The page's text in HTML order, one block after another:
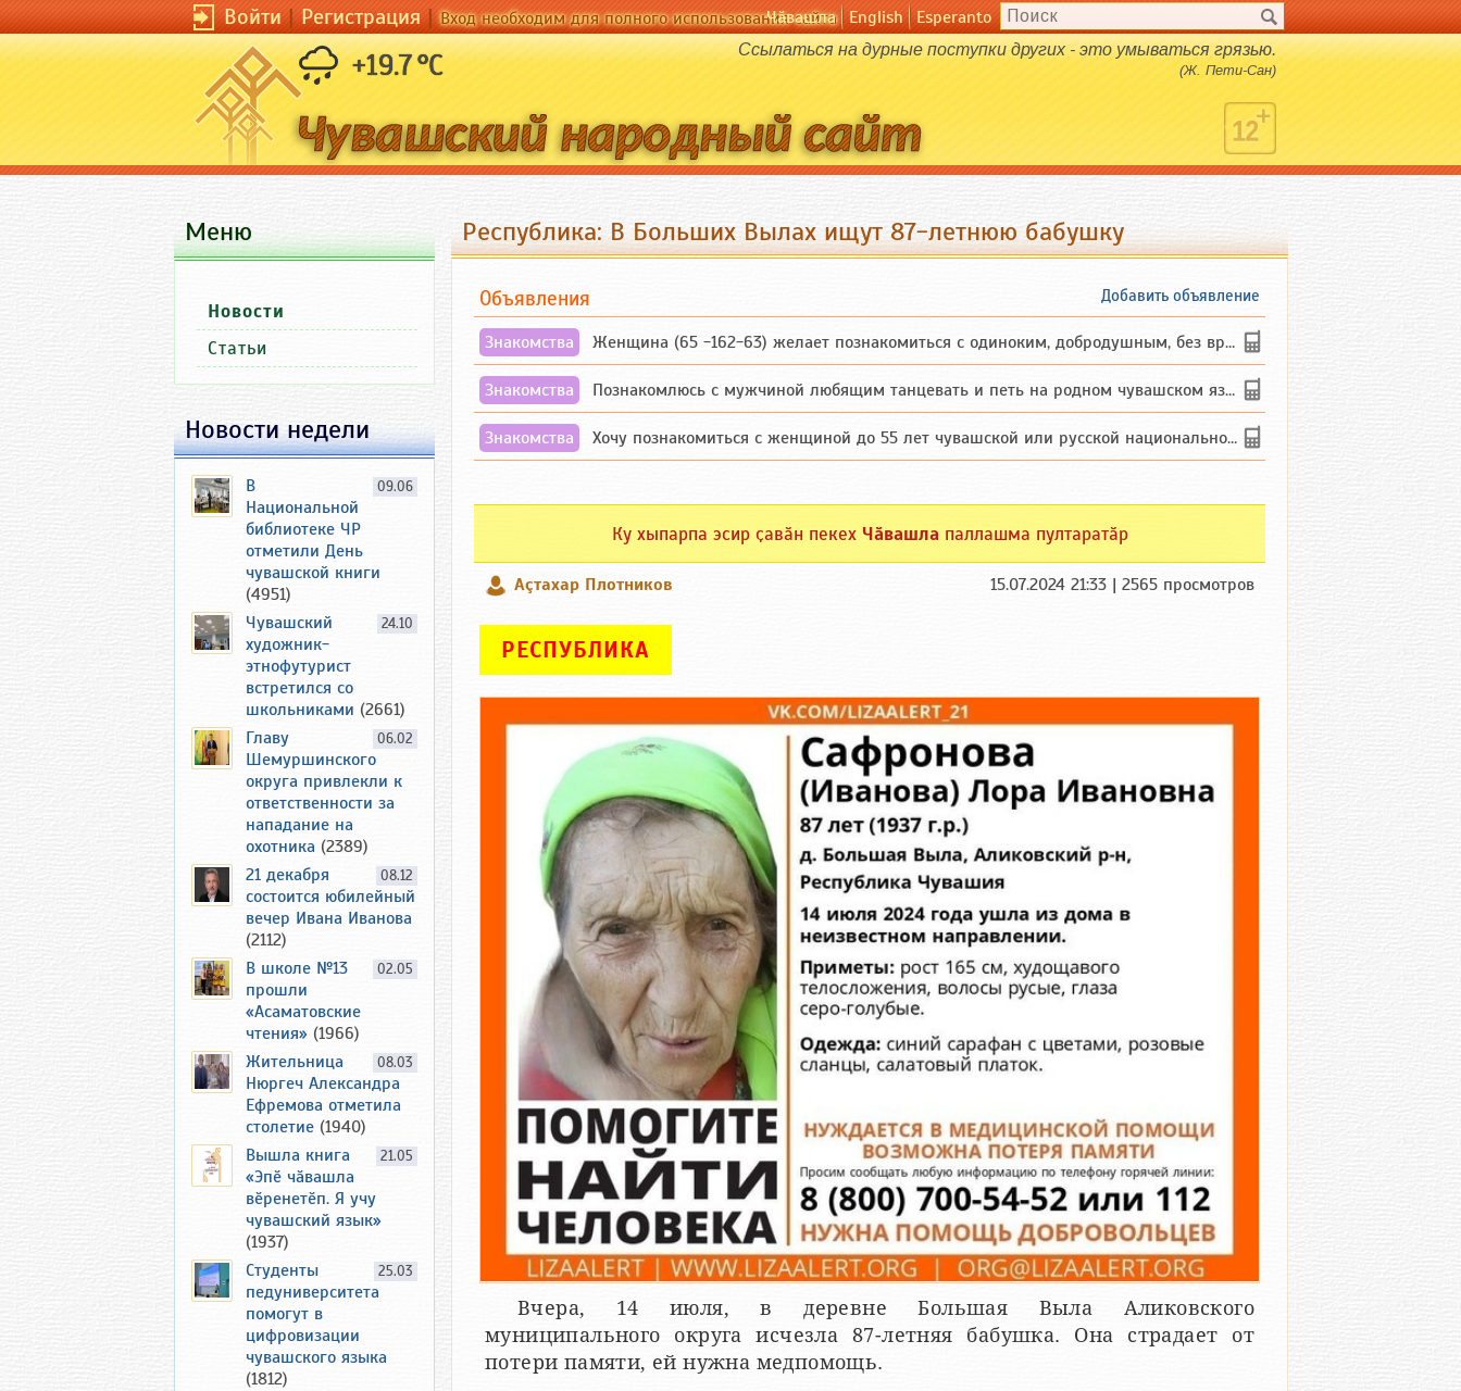
Войти|Регистрация|Вход необходим для полного использования сайта
Чӑвашла English Esperanto
+19.7 °C Ссылаться на дурные поступки других - это умываться грязью.
(Ж. Пети-Сан)
Республика: В Больших Вылах ищут 87-летнюю бабушку
Добавить объявление
Объявления
Знакомства Женщина (65 -162-63) желает познакомиться с одиноким, добродушным, без вредных ...
Знакомства Познакомлюсь с мужчиной любящим танцевать и петь на родном чувашском языке
Знакомства Хочу познакомиться с женщиной до 55 лет чувашской или русской национальности дл...
Ку хыпарпа эсир ҫавӑн пекех Чӑвашла паллашма пултаратӑр
Аçтахар Плотников 15.07.2024 21:33 | 2565 просмотров
РЕСПУБЛИКА
Вчера, 14 июля, в деревне Большая Выла Аликовского
муниципального округа исчезла 87-летняя бабушка. Она страдает от
потери памяти, ей нужна медпомощь.
Меню
Новости
Статьи
Новости недели
09.06
В
Национальной
библиотеке ЧР
отметили День
чувашской книги
(4951)
24.10
Чувашский
художник-
этнофутурист
встретился со
школьниками (2661)
06.02
Главу
Шемуршинского
округа привлекли к
ответственности за
нападание на
охотника (2389)
08.12
21 декабря
состоится юбилейный
вечер Ивана Иванова
(2112)
02.05
В школе №13
прошли
«Асаматовские
чтения» (1966)
08.03
Жительница
Нюргеч Александра
Ефремова отметила
столетие (1940)
21.05
Вышла книга
«Эпӗ чӑвашла
вӗренетӗп. Я учу
чувашский язык»
(1937)
25.03
Студенты
педуниверситета
помогут в
цифровизации
чувашского языка
(1812)